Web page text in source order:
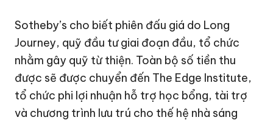
Sotheby’s cho biết phiên đấu giá do Long
Journey, quỹ đầu tư giai đoạn đầu, tổ chức
nhằm gây quỹ từ thiện. Toàn bộ số tiền thu
được sẽ được chuyển đến The Edge Institute,
tổ chức phi lợi nhuận hỗ trợ học bổng, tài trợ
và chương trình lưu trú cho thế hệ nhà sáng